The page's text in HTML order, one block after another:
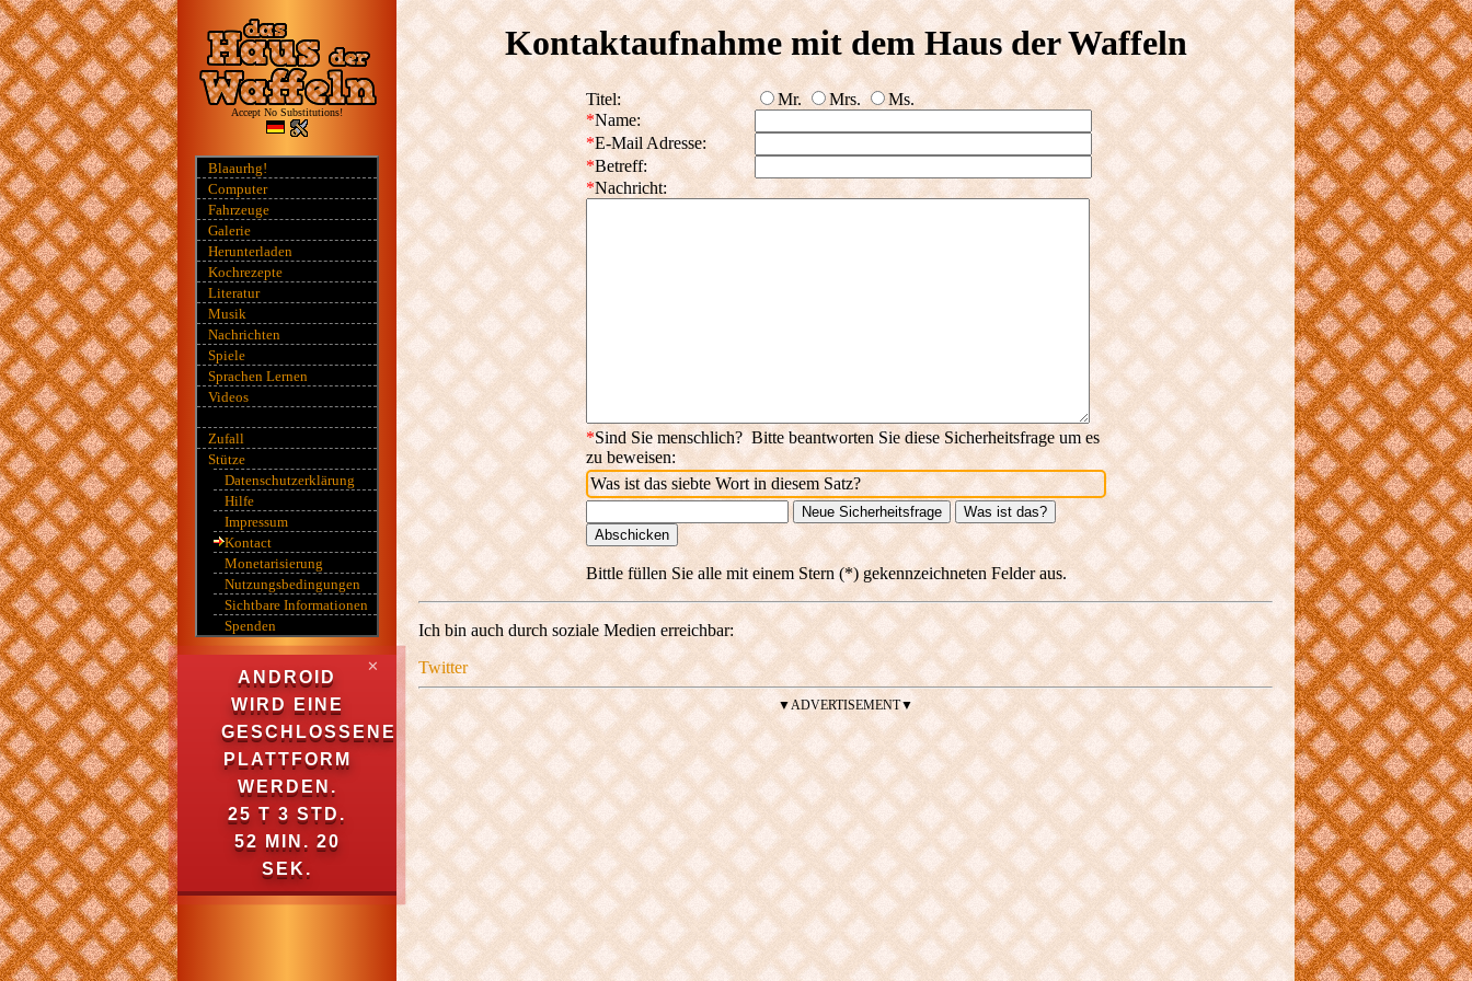
Accept No Substitutions!
Blaaurhg!
Computer
Fahrzeuge
Galerie
Herunterladen
Kochrezepte
Literatur
Musik
Nachrichten
Spiele
Sprachen Lernen
Videos
Zufall
Stütze
Datenschutzerklärung
Hilfe
Impressum
Kontact
Monetarisierung
Nutzungsbedingungen
Sichtbare Informationen
Spenden
ANDROID
WIRD EINE
GESCHLOSSENE
PLATTFORM
WERDEN.
25 T 3 STD.
52 MIN. 20
SEK.
✕
Kontaktaufnahme mit dem Haus der Waffeln
Titel: Mr. Mrs.
Ms.
Name:
E-Mail Adresse:
Betreff:
Nachricht:
Sind Sie menschlich? Bitte beantworten Sie diese Sicherheitsfrage um es
zu beweisen:
Was ist das siebte Wort in diesem Satz?
Neue Sicherheitsfrage
Was ist das?
Abschicken
Bittle füllen Sie alle mit einem Stern (*) gekennzeichneten Felder aus.
Ich bin auch durch soziale Medien erreichbar:
Twitter
▼ADVERTISEMENT▼